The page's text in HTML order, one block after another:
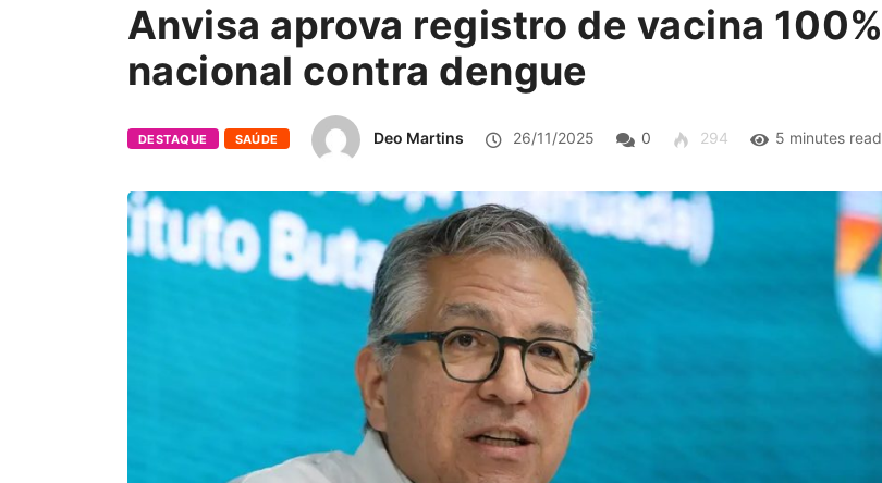
Anvisa aprova registro de vacina 100%
nacional contra dengue
DESTAQUE SAÚDE Deo Martins 26/11/2025 0 294 5 minutes read